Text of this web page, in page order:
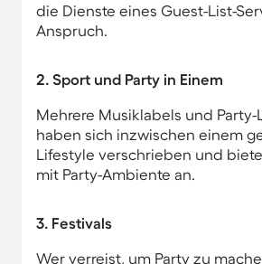
die Dienste eines Guest-List-
Anspruch.
2. Sport und Party in Einem
Mehrere Musiklabels und Party-
haben sich inzwischen einem
Lifestyle verschrieben und
mit Party-Ambiente an.
3. Festivals
Wer verreist, um Party zu